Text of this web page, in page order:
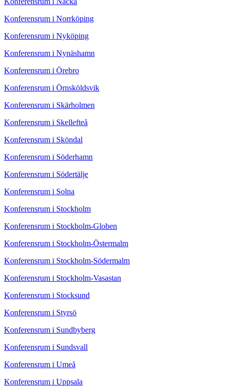
Konferensrum i Norrköping
Konferensrum i Nyköping
Konferensrum i Nynäshamn
Konferensrum i Örebro
Konferensrum i Örnsköldsvik
Konferensrum i Skärholmen
Konferensrum i Skellefteå
Konferensrum i Sköndal
Konferensrum i Söderhamn
Konferensrum i Södertälje
Konferensrum i Solna
Konferensrum i Stockholm
Konferensrum i Stockholm-Globen
Konferensrum i Stockholm-Östermalm
Konferensrum i Stockholm-Södermalm
Konferensrum i Stockholm-Vasastan
Konferensrum i Stocksund
Konferensrum i Styrsö
Konferensrum i Sundbyberg
Konferensrum i Sundsvall
Konferensrum i Umeå
Konferensrum i Uppsala